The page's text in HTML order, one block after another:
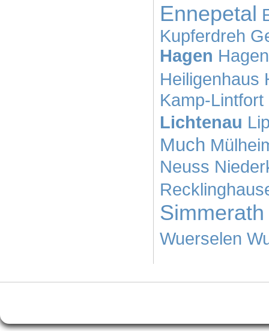
Ennepetal
Kupferdreh
Hagen
Heiligenhaus
Kamp-Lintfort
Lichtenau
Much
Neuss
Simmerath
Wuerselen